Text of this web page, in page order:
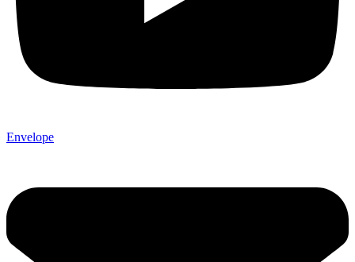
Envelope